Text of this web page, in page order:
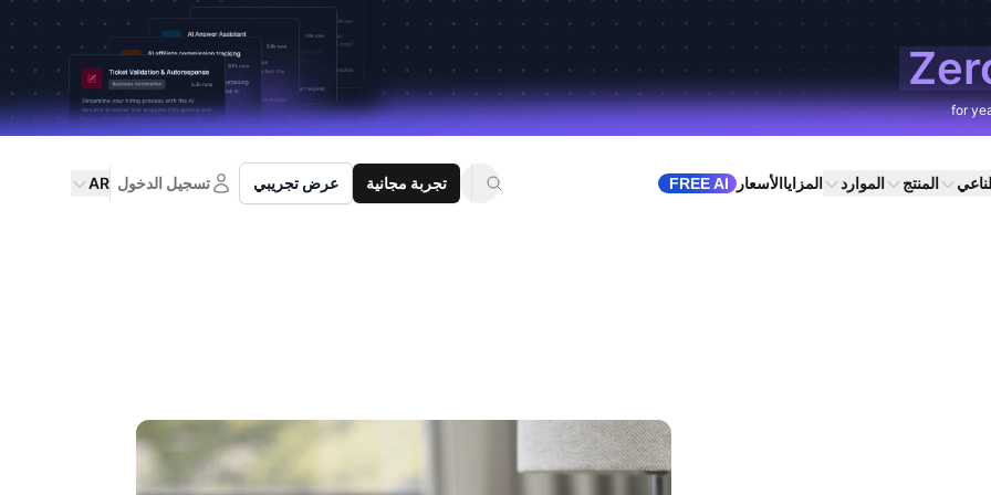
for
المنتج الموارد المزاياالأسعار FREE AI تجربة مجانية عرض تجريبي تسجيل الدخول AR